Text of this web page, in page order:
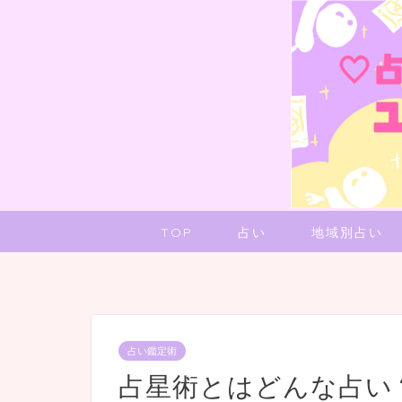
TOP 占い 地域別占い
占い鑑定術
占星術とはどんな占